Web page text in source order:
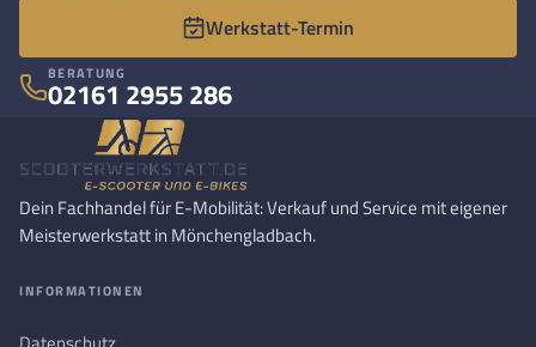
Werkstatt-Termin
BERATUNG
02161 2955 286
Dein Fachhandel für E-Mobilität: Verkauf und Service mit eigener
Meisterwerkstatt in Mönchengladbach.
INFORMATIONEN